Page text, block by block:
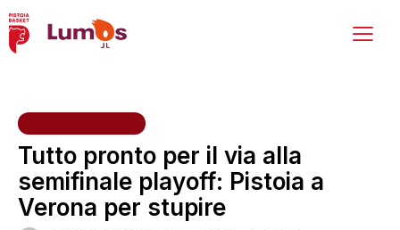
Tutto pronto per il via alla
semifinale playoff: Pistoia a
Verona per stupire